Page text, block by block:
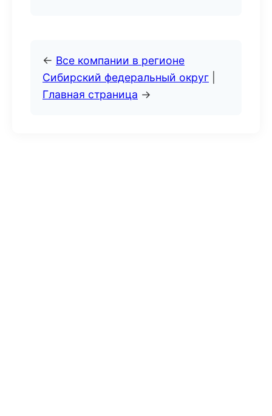
← Все компании в регионе
Сибирский федеральный округ
Главная страница →